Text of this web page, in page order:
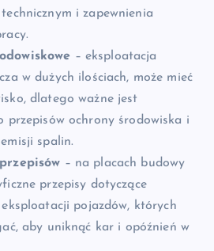
i zapewnienia
– eksploatacja
w dużych ilościach, może mieć
dlatego ważne jest
przepisów ochrony środowiska i
spalin.
– na placach budowy
przepisy dotyczące
pojazdów, których
aby uniknąć kar i opóźnień w